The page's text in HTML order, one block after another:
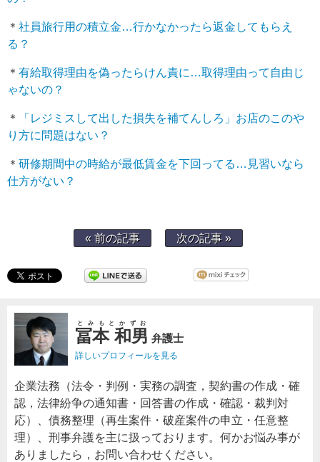
＊ 社員旅行用の積立金…行かなかったら返金してもらえ
る？
＊ 有給取得理由を偽ったらけん責に…取得理由って自由じ
ゃないの？
＊
「レジミスして出した損失を補てんしろ」お店のこのや
り方に問題はない？
＊ 研修期間中の時給が最低賃金を下回ってる…見習いなら
仕方がない？
« 前の記事 次の記事 »
冨本 和男
とみもとかずお
弁護士
詳しいプロフィールを見る
企業法務（法令・判例・実務の調査，契約書の作成・確
認，法律紛争の通知書・回答書の作成・確認・裁判対
応）、債務整理（再生案件・破産案件の申立・任意整
理）、刑事弁護を主に扱っております。何かお悩み事が
ありましたら，お問い合わせください。